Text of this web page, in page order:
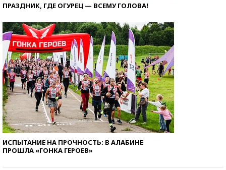
ПРАЗДНИК, ГДЕ ОГУРЕЦ — ВСЕМУ ГОЛОВА!
ИСПЫТАНИЕ НА ПРОЧНОСТЬ: В АЛАБИНЕ
ПРОШЛА «ГОНКА ГЕРОЕВ»